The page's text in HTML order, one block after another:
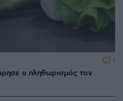
ο πληθωρισμός τον
1